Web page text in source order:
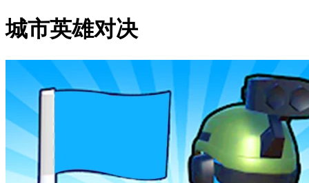
城市英雄对决